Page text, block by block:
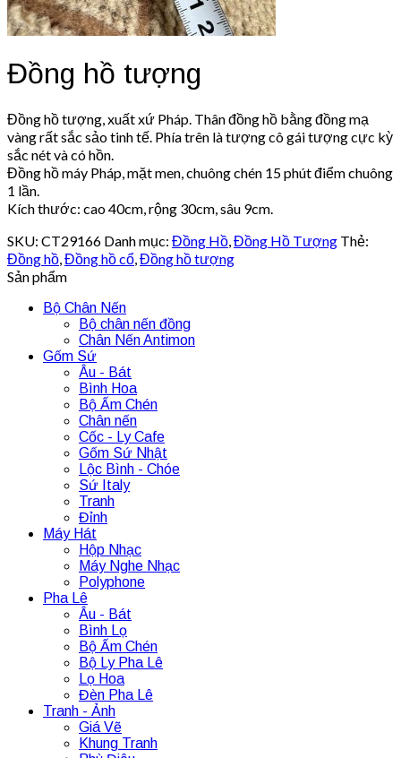
Đồng hồ tượng
Đồng hồ tượng, xuất xứ Pháp. Thân đồng hồ bằng đồng mạ
vàng rất sắc sảo tinh tế. Phía trên là tượng cô gái tượng cực kỳ
sắc nét và có hồn.
Đồng hồ máy Pháp, mặt men, chuông chén 15 phút điểm chuông
1 lần.
Kích thước: cao 40cm, rộng 30cm, sâu 9cm.
SKU: CT29166 Danh mục: Đồng Hồ,Đồng Hồ Tượng Thẻ:
Đồng hồ,Đồng hồ cổ,Đồng hồ tượng
Sản phẩm
Bộ Chân Nến
Bộ chân nến đồng
Chân Nến Antimon
Gốm Sứ
Âu - Bát
Bình Hoa
Bộ Ấm Chén
Chân nến
Cốc - Ly Cafe
Gốm Sứ Nhật
Lộc Bình - Chóe
Sứ Italy
Tranh
Đỉnh
Máy Hát
Hộp Nhạc
Máy Nghe Nhạc
Polyphone
Pha Lê
Âu - Bát
Bình Lọ
Bộ Ấm Chén
Bộ Ly Pha Lê
Lọ Hoa
Đèn Pha Lê
Tranh - Ảnh
Giá Vẽ
Khung Tranh